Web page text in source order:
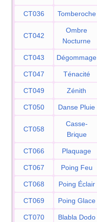
CT036 Tomberoche
CT042
Ombre
Nocturne
CT043 Dégommage
CT047 Ténacité
CT049 Zénith
CT050 Danse Pluie
CT058
Casse-
Brique
CT066 Plaquage
CT067 Poing Feu
CT068 Poing Éclair
CT069 Poing Glace
CT070 Blabla Dodo